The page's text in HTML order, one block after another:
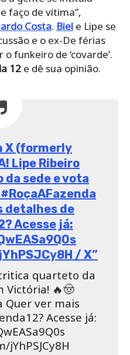
faço de vítima”,
Costa. Biel e Lipe se
e o ex-De férias
funkeiro de ‘covarde’.
12 e dê sua opinião.
X (formerly
Lipe Ribeiro
sede e vota
detalhes de
Acesse já:
/ X”
quarteto da
Victória! 🔥🤠
Quer ver mais
Acesse já:
jYhPSJCy8H